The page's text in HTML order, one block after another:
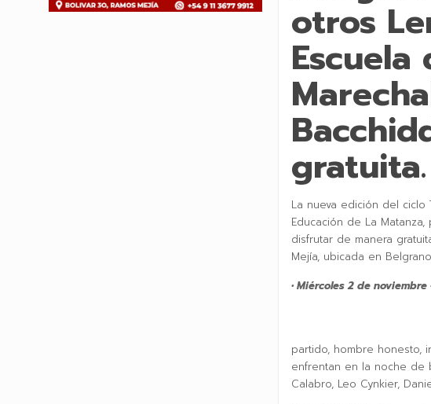
otros
gratuita.
La nueva edición del ciclo
Educación de La
disfrutar de manera
Mejía, ubicada en
• Miércoles 2 de noviembre
partido, hombre honesto,
enfrentan en la noche de
Calabro, Leo Cynkier,